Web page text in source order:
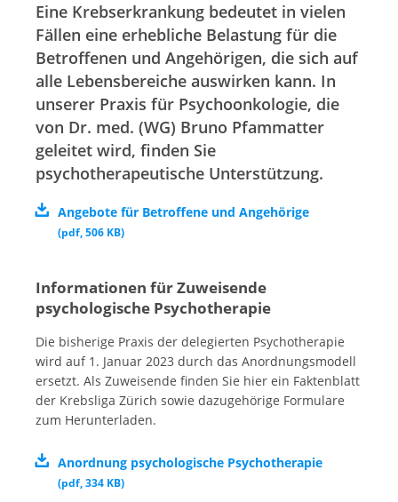
Eine Krebserkrankung bedeutet in vielen
Fällen eine erhebliche Belastung für die
Betroffenen und Angehörigen, die sich auf
alle Lebensbereiche auswirken kann. In
unserer Praxis für Psychoonkologie, die
von Dr. med. (WG) Bruno Pfammatter
geleitet wird, finden Sie
psychotherapeutische Unterstützung.
Angebote für Betroffene und Angehörige
(pdf,506 KB)
Informationen für Zuweisende
psychologische Psychotherapie
Die bisherige Praxis der delegierten Psychotherapie
wird auf 1. Januar 2023 durch das Anordnungsmodell
ersetzt. Als Zuweisende finden Sie hier ein Faktenblatt
der Krebsliga Zürich sowie dazugehörige Formulare
zum Herunterladen.
Anordnung psychologische Psychotherapie
(pdf,334 KB)